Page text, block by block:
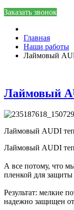
Заказать звонок
Главная
Наши работы
Лаймовый
Лаймовый
Лаймовый AUDI
Лаймовый AUDI
А все потому, что
пленкой для
Результат: мелкие
надежно защищен